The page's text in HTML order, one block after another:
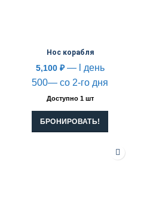
Нос корабля
5,100 ₽— l день
500— со 2-го дня
Доступно 1 шт
БРОНИРОВАТЬ!